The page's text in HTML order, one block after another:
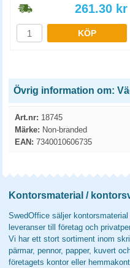
261.30 kr
KÖP
Övrig information om:
Art.nr: 18745
Märke: Non-branded
EAN: 7340010606735
Kontorsmaterial /
SwedOffice säljer
leveranser till företag och
Vi har ett stort sortiment inom
pärmar, pennor, papper, kuvert
företagets kontor eller